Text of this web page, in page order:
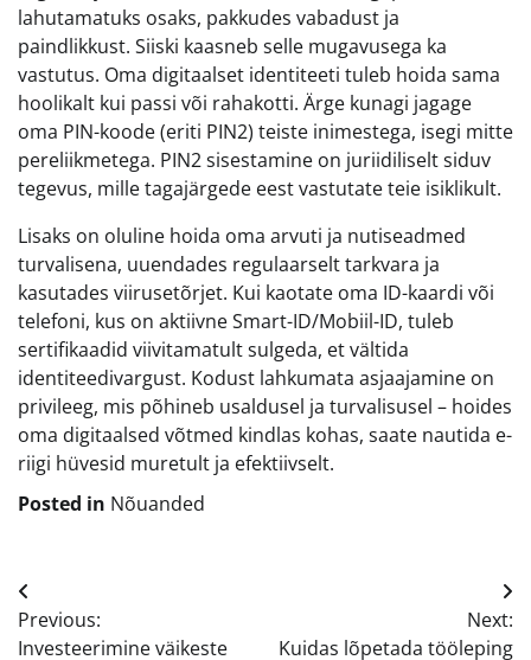
lahutamatuks osaks, pakkudes vabadust ja
paindlikkust. Siiski kaasneb selle mugavusega ka
vastutus. Oma digitaalset identiteeti tuleb hoida sama
hoolikalt kui passi või rahakotti. Ärge kunagi jagage
oma PIN-koode (eriti PIN2) teiste inimestega, isegi mitte
pereliikmetega. PIN2 sisestamine on juriidiliselt siduv
tegevus, mille tagajärgede eest vastutate teie isiklikult.
Lisaks on oluline hoida oma arvuti ja nutiseadmed
turvalisena, uuendades regulaarselt tarkvara ja
kasutades viirusetõrjet. Kui kaotate oma ID-kaardi või
telefoni, kus on aktiivne Smart-ID/Mobiil-ID, tuleb
sertifikaadid viivitamatult sulgeda, et vältida
identiteedivargust. Kodust lahkumata asjaajamine on
privileeg, mis põhineb usaldusel ja turvalisusel – hoides
oma digitaalsed võtmed kindlas kohas, saate nautida e-
riigi hüvesid muretult ja efektiivselt.
Posted in Nõuanded
Navigeerimine
Previous:
Investeerimine väikeste
Next:
Kuidas lõpetada tööleping